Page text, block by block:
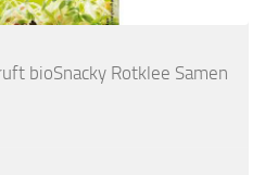
bioSnacky Rotklee Samen